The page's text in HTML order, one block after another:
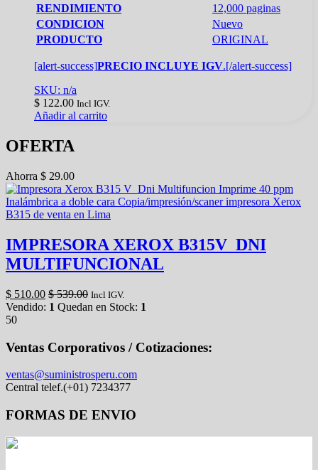
RENDIMIENTO
12,000 paginas
CONDICION
Nuevo
PRODUCTO
ORIGINAL
[alert-success]PRECIO INCLUYE IGV.[/alert-success]
SKU: n/a
$ 122.00 Incl IGV.
Añadir al carrito
OFERTA
Ahorra $ 29.00
IMPRESORA XEROX B315V_DNI
MULTIFUNCIONAL
$ 510.00 $539.00 Incl IGV.
Vendido: 1 Quedan en Stock: 1
50
Ventas Corporativos / Cotizaciones:
ventas@suministrosperu.com
Central telef.(+01) 7234377
FORMAS DE ENVIO